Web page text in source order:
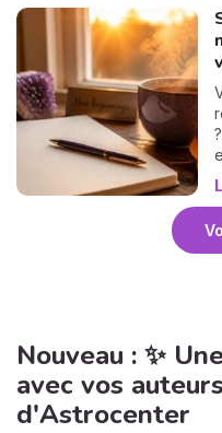
Nouveau : ✨
avec vos
d'Astrocenter